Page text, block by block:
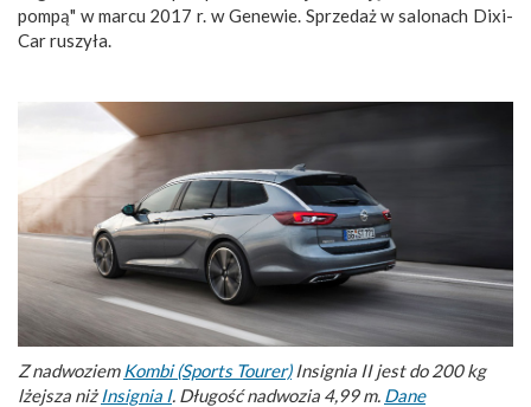
pompą" w marcu 2017 r. w Genewie. Sprzedaż w salonach Dixi-
Car ruszyła.
Z nadwoziemKombi (Sports Tourer)Insignia II jest do 200 kg
lżejsza niżInsignia I. Długość nadwozia 4,99 m. Dane